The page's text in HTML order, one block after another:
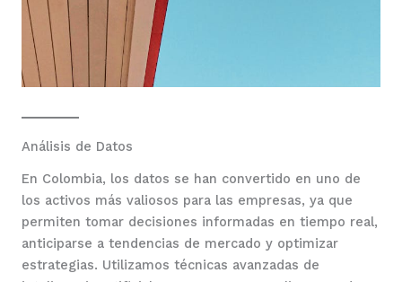
Análisis de Datos
En Colombia, los datos se han convertido en uno de
los activos más valiosos para las empresas, ya que
permiten tomar decisiones informadas en tiempo real,
anticiparse a tendencias de mercado y optimizar
estrategias. Utilizamos técnicas avanzadas de